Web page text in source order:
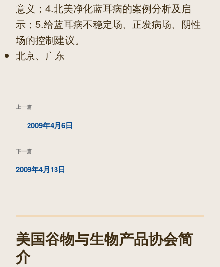
意义；4.北美净化蓝耳病的案例分析及启
示；5.给蓝耳病不稳定场、正发病场、阴性
场的控制建议。
北京、广东
文
章
航
上
文
章
上一篇
2009年4月6日
下
一
章
下一篇
2009年4月13日
美国谷物与生物产品协会简
介